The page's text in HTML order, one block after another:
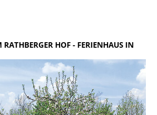
RATHBERGER HOF- FERIENHAUS IN